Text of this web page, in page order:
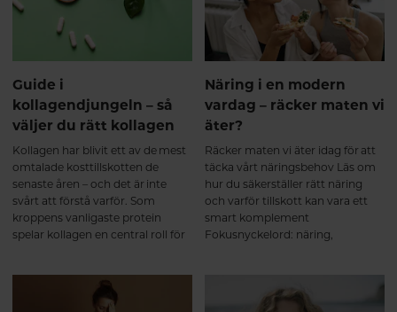
administered collagen peptides
accumulate in cartilage and
stimulate extracellular matrix
metabolism. Journal of Nutrition.
Study on the Use of Collagen
Hydrolysate as a Dietary
Supplement in Athletes with
Current Medical Research and
Opinion. 2008. Bello AE, Oesser S.
Collagen hydrolysate for the
treatment of osteoarthritis and
other joint disorders: a review of
the literature. Current Medical
peptide supplementation in
combination with resistance
Guide i
kollagendjungeln – så
väljer du rätt kollagen
Kollagen har blivit ett av de mest
omtalade kosttillskotten de
senaste åren – och det är inte
svårt att förstå varför. Som
kroppens vanligaste protein
spelar kollagen en central roll för
egentligen begrepp som
kollagenpeptider, hydrolyserat
Näring i en modern
vardag – räcker maten vi
äter?
Räcker maten vi äter idag för att
täcka vårt näringsbehov Läs om
hur du säkerställer rätt näring
och varför tillskott kan vara ett
smart komplement
Fokusnyckelord: näring,